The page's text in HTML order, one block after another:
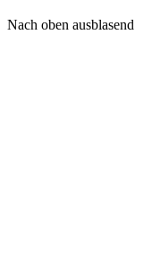
Nach oben ausblasend